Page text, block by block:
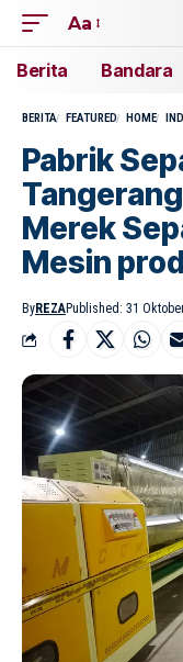
Aa
Berita Bandara
BERITA FEATURED HOME
Pabrik
Merek
Mesin
ByREZAPublished: 31